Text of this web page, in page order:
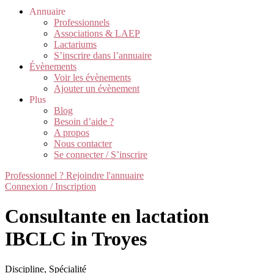
Annuaire
Professionnels
Associations & LAEP
Lactariums
S’inscrire dans l’annuaire
Évènements
Voir les évènements
Ajouter un évènement
Plus
Blog
Besoin d’aide ?
A propos
Nous contacter
Se connecter / S’inscrire
Professionnel ? Rejoindre l'annuaire
Connexion / Inscription
Consultante en lactation
IBCLC in Troyes
Discipline, Spécialité